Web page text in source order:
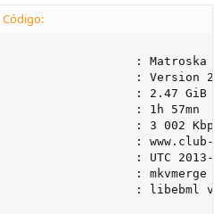
Código:
: Matroska
: Version 2
: 2.47 GiB
: 1h 57mn
: 3 002 Kbps
: www.club-
: UTC 2013-
: mkvmerge
: libebml